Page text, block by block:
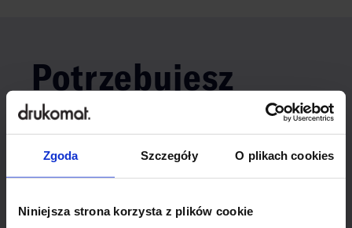
Zgoda Szczegóły O plikach cookies
Niniejsza strona korzysta z plików cookie
Potrzebujesz
indywidualnego
rozwiązania?
produkt niestandardowy.